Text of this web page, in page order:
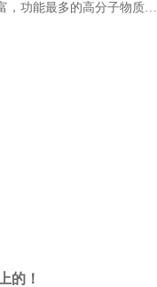
，功能最多的高分子物质，
的！